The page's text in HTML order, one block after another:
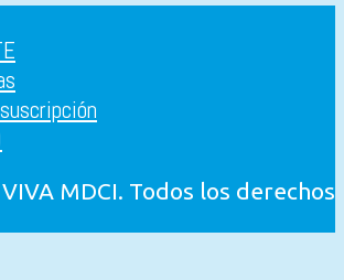
MDCI. Todos los derechos